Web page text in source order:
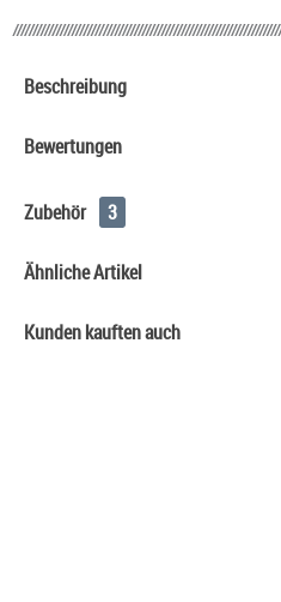
Beschreibung
Bewertungen
Zubehör 3
Ähnliche Artikel
Kunden kauften auch